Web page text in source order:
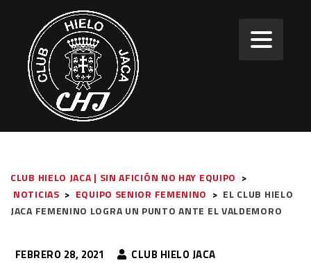
CLUB HIELO JACA | SIN AFICIÓN NO HAY EQUIPO >
NOTICIAS > EQUIPO SENIOR FEMENINO > EL CLUB HIELO
JACA FEMENINO LOGRA UN PUNTO ANTE EL VALDEMORO
FEBRERO 28, 2021 CLUB HIELO JACA